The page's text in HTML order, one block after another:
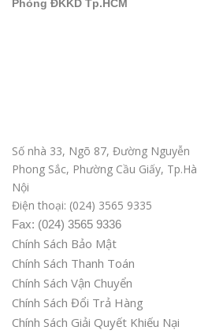
Phòng ĐKKD Tp.HCM
Số nhà 33, Ngõ 87, Đường Nguyễn
Phong Sắc, Phường Cầu Giấy, Tp.Hà
Nội
Điện thoại: (024) 3565 9335
Fax: (024) 3565 9336
Chính Sách Bảo Mật
Chính Sách Thanh Toán
Chính Sách Vận Chuyển
Chính Sách Đổi Trả Hàng
Chính Sách Giải Quyết Khiếu Nại